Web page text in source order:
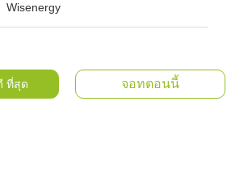
Wisenergy
ที่สุด จอทตอนนี้